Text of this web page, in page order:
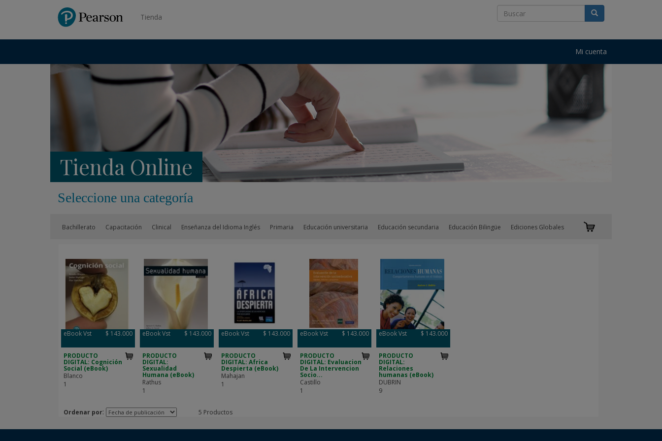
PearsonTienda
Mi cuenta
Tienda Online
Seleccione una categoría
Bachillerato Capacitación Clinical Enseñanza del Idioma Inglés Primaria Educación universitaria Educación secundaria Educación Bilingüe Ediciones Globales
eBook Vst $ 143.000
PRODUCTO
DIGITAL: Cognición
Social (eBook)
Blanco
1
eBook Vst $ 143.000
PRODUCTO
DIGITAL:
Sexualidad
Humana (eBook)
Rathus
1
eBook Vst $ 143.000
PRODUCTO
DIGITAL: Africa
Despierta (eBook)
Mahajan
1
eBook Vst $ 143.000
PRODUCTO
DIGITAL: Evaluacion
De La Intervencion
Socio...
Castillo
1
eBook Vst $ 143.000
PRODUCTO
DIGITAL:
Relaciones
humanas (eBook)
DUBRIN
9
Ordenar por: 5 Productos